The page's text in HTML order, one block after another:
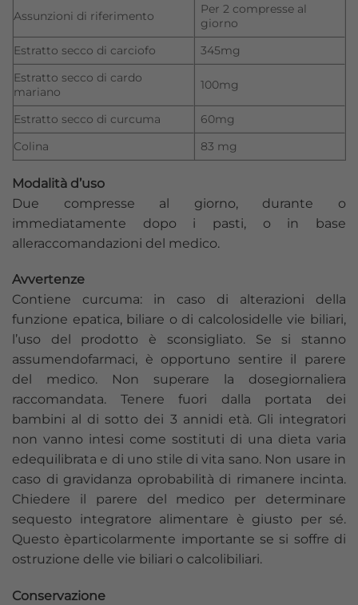
Assunzioni di riferimento
Per 2 compresse al
giorno
Estratto secco di carciofo
345mg
Estratto secco di cardo
mariano
100mg
Estratto secco di curcuma
60mg
Colina
83 mg
Modalità d’uso
Due compresse al giorno, durante o
immediatamente dopo i pasti, o in base
alleraccomandazioni del medico.
Avvertenze
Contiene curcuma: in caso di alterazioni della
funzione epatica, biliare o di calcolosidelle vie biliari,
l’uso del prodotto è sconsigliato. Se si stanno
assumendofarmaci, è opportuno sentire il parere
del medico. Non superare la dosegiornaliera
raccomandata. Tenere fuori dalla portata dei
bambini al di sotto dei 3 annidi età. Gli integratori
non vanno intesi come sostituti di una dieta varia
edequilibrata e di uno stile di vita sano. Non usare in
caso di gravidanza oprobabilità di rimanere incinta.
Chiedere il parere del medico per determinare
sequesto integratore alimentare è giusto per sé.
Questo èparticolarmente importante se si soffre di
ostruzione delle vie biliari o calcolibiliari.
Conservazione